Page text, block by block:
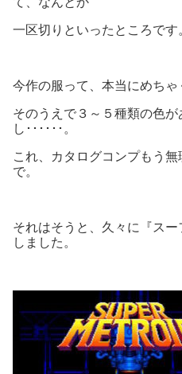
一区切りといったところです
今作の服って、本当にめちゃ
そのうえで３～５種類の色
し･･････。
これ、カタログコンプもう
で。
それはそうと、久々に『ス
しました。